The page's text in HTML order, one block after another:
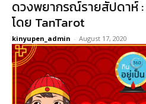
ดวงพยากรณ์รายสัปดาห์ :
โดย TanTarot
kinyupen_admin - August 17, 2020